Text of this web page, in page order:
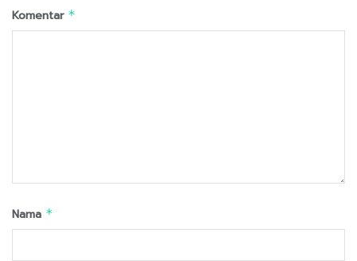
Komentar *
Nama *